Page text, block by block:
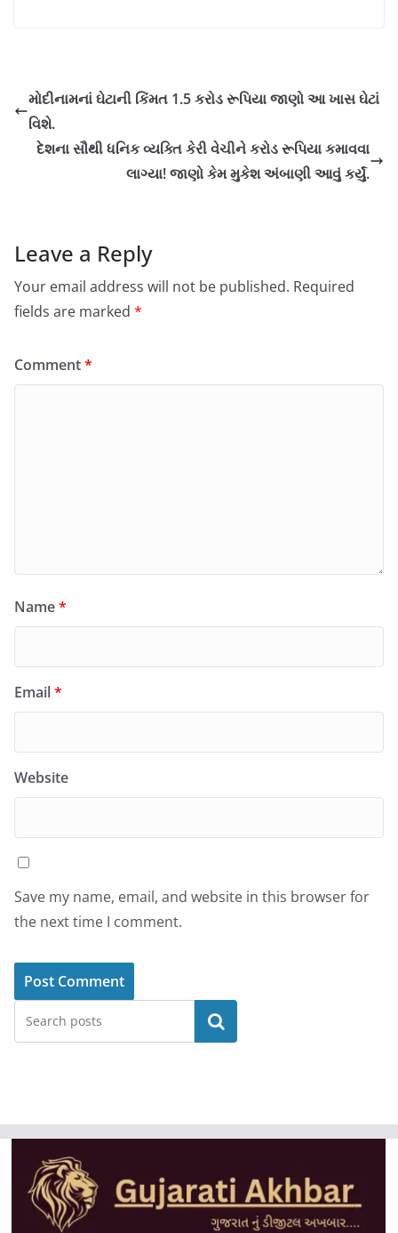
મોદીનામનાં ઘેટાની કિંમત 1.5 કરોડ રૂપિયા જાણો આ ખાસ ઘેટાં
વિશે.
દેશના સૌથી ધનિક વ્યક્તિ કેરી વેચીને કરોડ રૂપિયા કમાવવા
લાગ્યા! જાણો કેમ મુકેશ અંબાણી આવું કર્યું.
Leave a Reply
Your email address will not be published. Required
fields are marked *
Comment*
Name*
Email*
Website
Save my name, email, and website in this browser for
the next time I comment.
Search